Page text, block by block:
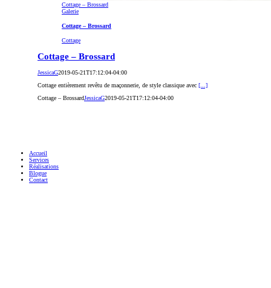
Cottage – Brossard
Galerie
Cottage – Brossard
Cottage
Cottage – Brossard
JessicaG2019-05-21T17:12:04-04:00
Cottage entièrement revêtu de maçonnerie, de style classique avec [...]
Cottage – BrossardJessicaG2019-05-21T17:12:04-04:00
Accueil
Services
Réalisations
Blogue
Contact